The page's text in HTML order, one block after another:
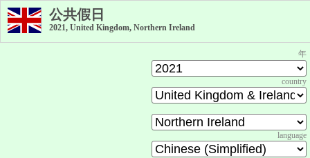
公共假日
2021, United Kingdom, Northern Ireland
年
country
language